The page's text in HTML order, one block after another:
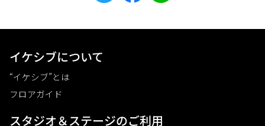
イケシブについて
“イケシブ”とは
フロアガイド
スタジオ＆ステージのご利⽤